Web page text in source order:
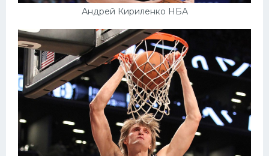
Андрей Кириленко НБА